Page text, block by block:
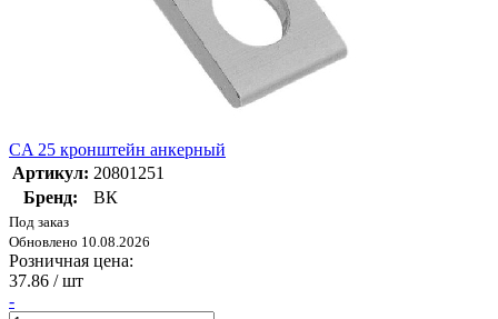
CA 25 кронштейн анкерный
Артикул: 20801251
Бренд:
ВК
Под заказ
Обновлено 10.08.2026
Розничная цена:
37.86 / шт
-